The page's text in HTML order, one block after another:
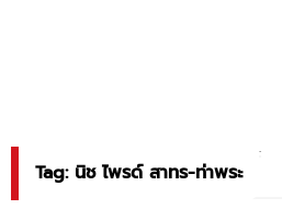
Tag: นิช ไพรด์ สาทร-ท่าพระ